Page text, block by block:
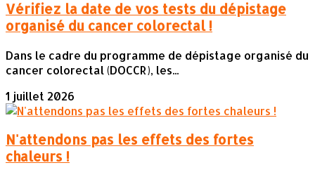
Vérifiez la date de vos tests du dépistage
organisé du cancer colorectal !
Dans le cadre du programme de dépistage organisé du
cancer colorectal (DOCCR), les...
1 juillet 2026
N'attendons pas les effets des fortes
chaleurs !